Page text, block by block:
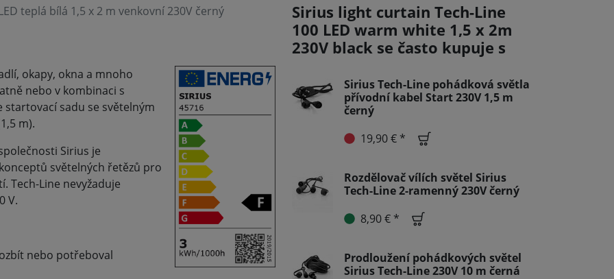
teplá bílá 1,5 x 2 m venkovní 230V černý
okapy, okna a mnoho
nebo v kombinaci s
startovací sadu se světelným
m).
Sirius je
světelných řetězů pro
Tech-Line nevyžaduje
V.
nebo potřeboval
Sirius light curtain Tech-Line
100 LED warm white 1,5 x 2m
230V black se často kupuje s
Sirius Tech-Line pohádková světla
přívodní kabel Start 230V 1,5 m
černý
19,90 € *
Rozdělovač vílích světel Sirius
Tech-Line 2-ramenný 230V černý
8,90 € *
Prodloužení pohádkových světel
Sirius Tech-Line 230V 10 m černá